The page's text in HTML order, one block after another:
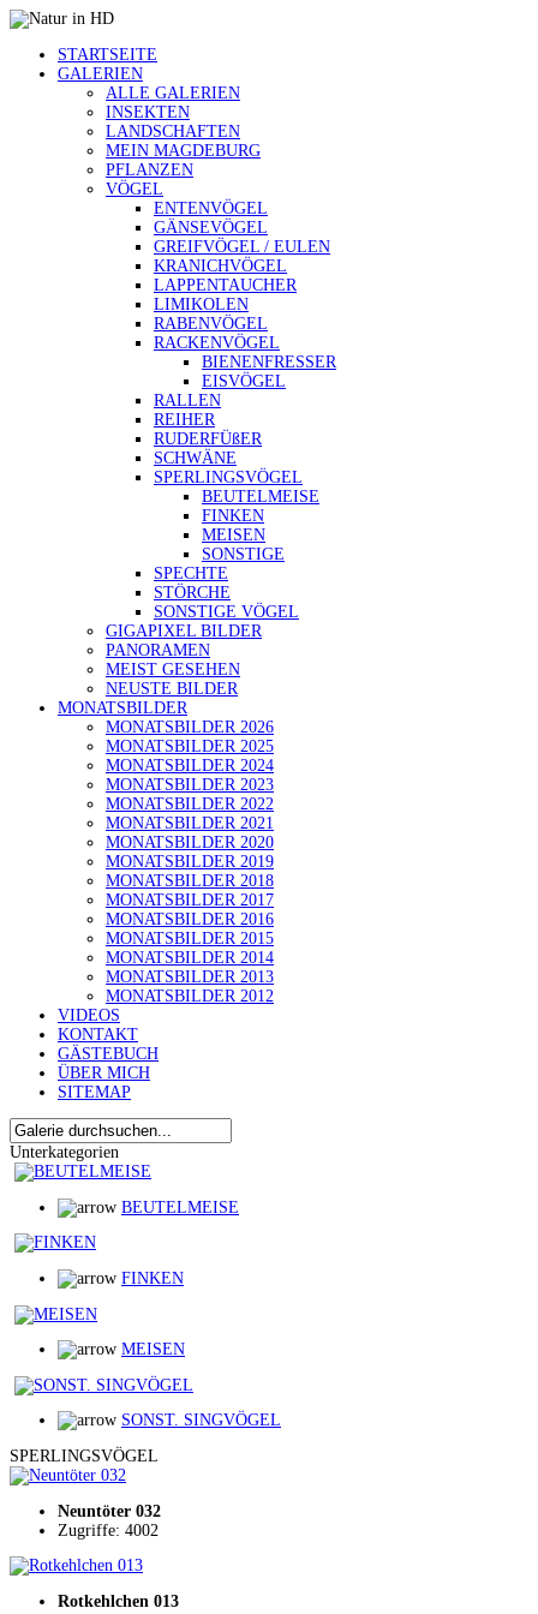
STARTSEITE
GALERIEN
ALLE GALERIEN
INSEKTEN
LANDSCHAFTEN
MEIN MAGDEBURG
PFLANZEN
VÖGEL
ENTENVÖGEL
GÄNSEVÖGEL
GREIFVÖGEL / EULEN
KRANICHVÖGEL
LAPPENTAUCHER
LIMIKOLEN
RABENVÖGEL
RACKENVÖGEL
BIENENFRESSER
EISVÖGEL
RALLEN
REIHER
RUDERFÜßER
SCHWÄNE
SPERLINGSVÖGEL
BEUTELMEISE
FINKEN
MEISEN
SONSTIGE
SPECHTE
STÖRCHE
SONSTIGE VÖGEL
GIGAPIXEL BILDER
PANORAMEN
MEIST GESEHEN
NEUSTE BILDER
MONATSBILDER
MONATSBILDER 2026
MONATSBILDER 2025
MONATSBILDER 2024
MONATSBILDER 2023
MONATSBILDER 2022
MONATSBILDER 2021
MONATSBILDER 2020
MONATSBILDER 2019
MONATSBILDER 2018
MONATSBILDER 2017
MONATSBILDER 2016
MONATSBILDER 2015
MONATSBILDER 2014
MONATSBILDER 2013
MONATSBILDER 2012
VIDEOS
KONTAKT
GÄSTEBUCH
ÜBER MICH
SITEMAP
Unterkategorien
BEUTELMEISE
FINKEN
MEISEN
SONST. SINGVÖGEL
SPERLINGSVÖGEL
Neuntöter 032
Zugriffe: 4002
Rotkehlchen 013